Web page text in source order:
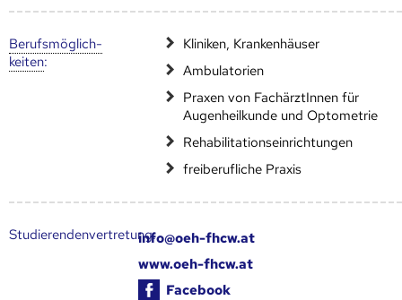
Berufs­möglich­
keiten:
Kliniken, Krankenhäuser
Ambulatorien
Praxen von FachärztInnen für
Augenheilkunde und Optometrie
Rehabilitationseinrichtungen
freiberufliche Praxis
Studierendenvertretung:info@oeh-fhcw.at
www.oeh-fhcw.at
Facebook